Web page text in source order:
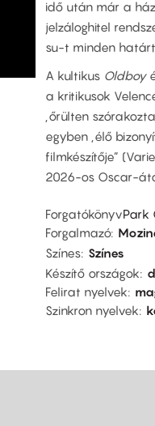
idő után már a
jelzáloghitel
su-t minden
A kultikus Oldboy
a kritikusok
„őrülten
egyben „élő
filmkészítője”
2026-os Oscar-
ForgatókönyvPark
Forgalmazó
Színes Színes
Készítő országok
Felirat nyelvek
Szinkron nyelvek